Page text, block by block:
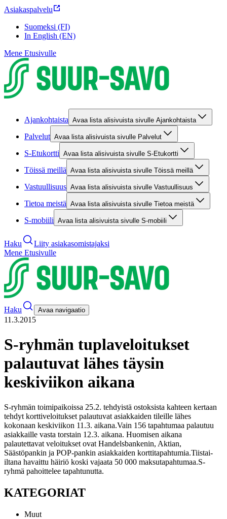
Asiakaspalvelu
Suomeksi (FI)
In English (EN)
Mene Etusivulle
Ajankohtaista Avaa lista alisivuista sivulle Ajankohtaista
Palvelut Avaa lista alisivuista sivulle Palvelut
S-Etukortti Avaa lista alisivuista sivulle S-Etukortti
Töissä meillä Avaa lista alisivuista sivulle Töissä meillä
Vastuullisuus Avaa lista alisivuista sivulle Vastuullisuus
Tietoa meistä Avaa lista alisivuista sivulle Tietoa meistä
S-mobiili Avaa lista alisivuista sivulle S-mobiili
Haku
Liity asiakasomistajaksi
Mene Etusivulle
Haku Avaa navigaatio
11.3.2015
S-ryhmän tuplaveloitukset
palautuvat lähes täysin
keskiviikon aikana
S-ryhmän toimipaikoissa 25.2. tehdyistä ostoksista kahteen kertaan
tehdyt korttiveloitukset palautuvat asiakkaiden tileille lähes
kokonaan keskiviikon 11.3. aikana.Vain 156 tapahtumaa palautuu
asiakkaille vasta torstain 12.3. aikana. Huomisen aikana
palautettavat veloitukset ovat Handelsbankenin, Aktian,
Säästöpankin ja POP-pankin asiakkaiden korttitapahtumia.Tiistai-
iltana havaittu häiriö koski vajaata 50 000 maksutapahtumaa.S-
ryhmä pahoittelee tapahtunutta.
KATEGORIAT
Muut